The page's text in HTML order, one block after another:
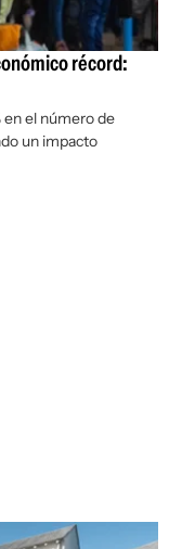
récord:
en el número de
un impacto